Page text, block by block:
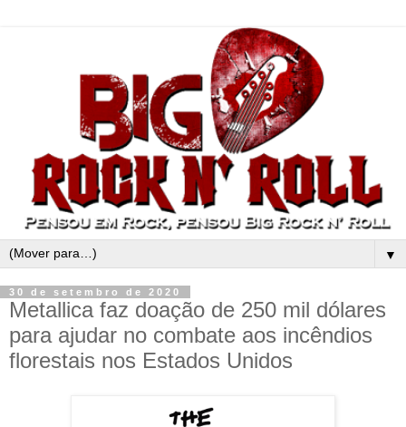
▼
30 de setembro de 2020
Metallica faz doação de 250 mil dólares
para ajudar no combate aos incêndios
florestais nos Estados Unidos